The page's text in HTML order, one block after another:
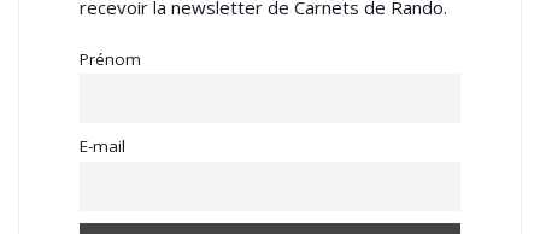
recevoir la newsletter de Carnets de Rando.
Prénom
E-mail